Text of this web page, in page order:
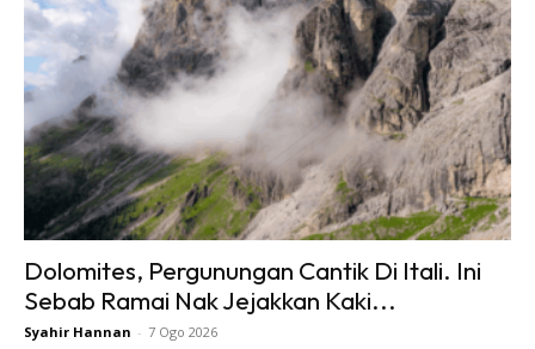
Bagi rakyat Malaysia yang bersepadan dengan negara
Dolomites, Pergunungan Cantik Di Itali. Ini
Sebab Ramai Nak Jejakkan Kaki...
Syahir Hannan - 7 Ogo 2026